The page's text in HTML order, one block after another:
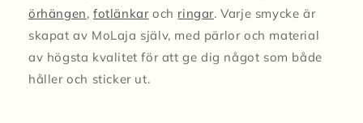
örhängen,fotlänkaroch ringar. Varje smycke är
skapat av MoLaja själv, med pärlor och material
av högsta kvalitet för att ge dig något som både
håller och sticker ut.